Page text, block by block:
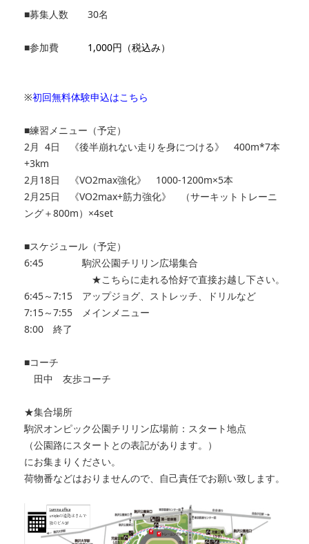
■募集人数 30名
■参加費 1,000円（税込み）
※初回無料体験申込はこちら
■練習メニュー（予定）
2月 4日 《後半崩れない走りを身につける》 400m*7本
+3km
2月18日 《VO2max強化》 1000-1200m×5本
2月25日 《VO2max+筋力強化》 （サーキットトレーニ
ング＋800m）×4set
■スケジュール（予定）
6:45 駒沢公園チリリン広場集合
★こちらに走れる恰好で直接お越し下さい。
6:45～7:15 アップジョグ、ストレッチ、ドリルなど
7:15～7:55 メインメニュー
8:00 終了
■コーチ
田中 友歩コーチ
★集合場所
駒沢オンピック公園チリリン広場前：スタート地点
（公園路にスタートとの表記があります。）
にお集まりください。
荷物番などはおりませんので、自己責任でお願い致します。